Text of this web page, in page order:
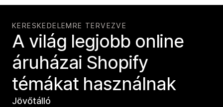
KERESKEDELEMRE TERVEZVE
A világ legjobb online
áruházai Shopify
témákat használnak
Jövőtálló